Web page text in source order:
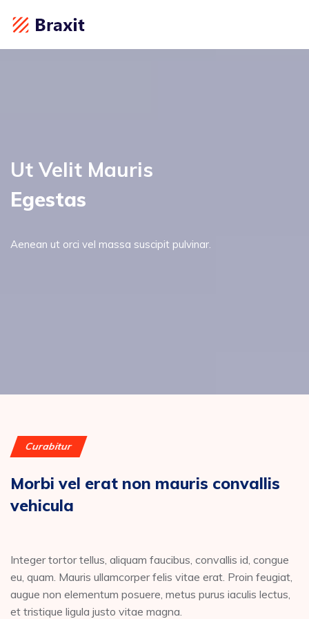
Ut Velit Mauris
Egestas
Aenean ut orci vel massa suscipit pulvinar.
Curabitur
Morbi vel erat non mauris convallis
vehicula
Integer tortor tellus, aliquam faucibus, convallis id, congue
eu, quam. Mauris ullamcorper felis vitae erat. Proin feugiat,
augue non elementum posuere, metus purus iaculis lectus,
et tristique ligula justo vitae magna.